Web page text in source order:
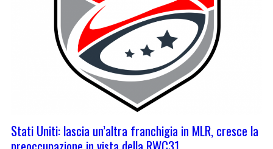
Stati Uniti: lascia un’altra franchigia in MLR, cresce la